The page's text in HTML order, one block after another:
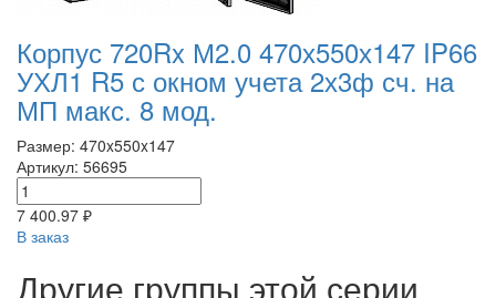
Корпус 720Rx М2.0 470х550х147 IP66
УХЛ1 R5 с окном учета 2х3ф сч. на
МП макс. 8 мод.
Размер: 470x550x147
Артикул: 56695
7 400.97 ₽
В заказ
Другие группы этой серии